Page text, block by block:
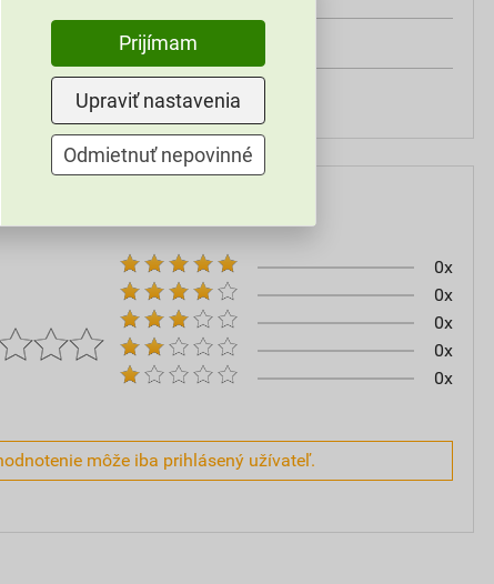
od -30°C do +70°C
do 2 h
0x
0x
0x
0x
0x
môže iba prihlásený užívateľ.
Prijímam
Upraviť nastavenia
Odmietnuť nepovinné